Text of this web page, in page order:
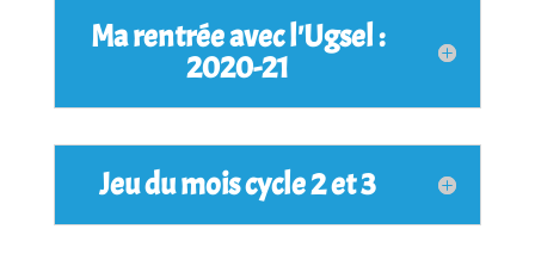
Ma rentrée avec l'Ugsel :
2020-21
Jeu du mois cycle 2 et 3